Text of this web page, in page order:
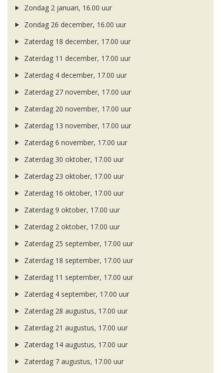
Zondag 2 januari, 16.00 uur
Zondag 26 december, 16.00 uur
Zaterdag 18 december, 17.00 uur
Zaterdag 11 december, 17.00 uur
Zaterdag 4 december, 17.00 uur
Zaterdag 27 november, 17.00 uur
Zaterdag 20 november, 17.00 uur
Zaterdag 13 november, 17.00 uur
Zaterdag 6 november, 17.00 uur
Zaterdag 30 oktober, 17.00 uur
Zaterdag 23 oktober, 17.00 uur
Zaterdag 16 oktober, 17.00 uur
Zaterdag 9 oktober, 17.00 uur
Zaterdag 2 oktober, 17.00 uur
Zaterdag 25 september, 17.00 uur
Zaterdag 18 september, 17.00 uur
Zaterdag 11 september, 17.00 uur
Zaterdag 4 september, 17.00 uur
Zaterdag 28 augustus, 17.00 uur
Zaterdag 21 augustus, 17.00 uur
Zaterdag 14 augustus, 17.00 uur
Zaterdag 7 augustus, 17.00 uur